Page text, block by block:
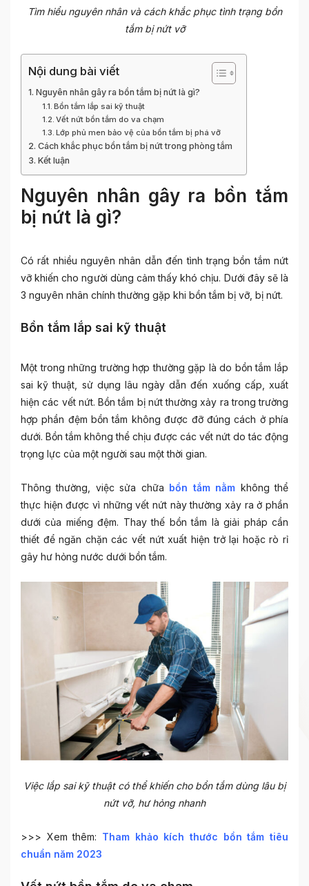
Tìm hiểu nguyên nhân và cách khắc phục tình trạng bồn
tắm bị nứt vỡ
Nội dung bài viết
Nguyên nhân gây ra bồn tắm bị nứt là gì?
Bồn tắm lắp sai kỹ thuật
Vết nứt bồn tắm do va chạm
Lớp phủ men bảo vệ của bồn tắm bị phá vỡ
Cách khắc phục bồn tắm bị nứt trong phòng tắm
Kết luận
Nguyên nhân gây ra bồn tắm
bị nứt là gì?
Có rất nhiều nguyên nhân dẫn đến tình trạng bồn tắm nứt
vỡ khiến cho người dùng cảm thấy khó chịu. Dưới đây sẽ là
3 nguyên nhân chính thường gặp khi bồn tắm bị vỡ, bị nứt.
Bồn tắm lắp sai kỹ thuật
Một trong những trường hợp thường gặp là do bồn tắm lắp
sai kỹ thuật, sử dụng lâu ngày dẫn đến xuống cấp, xuất
hiện các vết nứt. Bồn tắm bị nứtthường xảy ra trong trường
hợp phần đệm bồn tắm không được đỡ đúng cách ở phía
dưới. Bồn tắm không thể chịu được các vết nứt do tác động
trọng lực của một người sau một thời gian.
Thông thường, việc sửa chữa bồn tắm nằm không thể
thực hiện được vì những vết nứt này thường xảy ra ở phần
dưới của miếng đệm. Thay thế bồn tắm là giải pháp cần
thiết để ngăn chặn các vết nứt xuất hiện trở lại hoặc rò rỉ
gây hư hỏng nước dưới bồn tắm.
Việc lắp sai kỹ thuật có thể khiến cho bồn tắm dùng lâu bị
nứt vỡ, hư hỏng nhanh
>>> Xem thêm: Tham khảo kích thước bồn tắm tiêu
chuẩn năm 2023